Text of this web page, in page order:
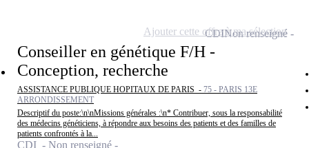
Conseiller en génétique F/H -
Conception, recherche
ASSISTANCE PUBLIQUE HOPITAUX DE PARIS - 75 - PARIS 13E
ARRONDISSEMENT
Descriptif du poste:\n\nMissions générales :\n* Contribuer, sous la responsabilité
des médecins généticiens, à répondre aux besoins des patients et des familles de
patients confrontés à la...
CDI - Non renseigné
CDINon renseigné
Ajouter cette offre à ma sélection